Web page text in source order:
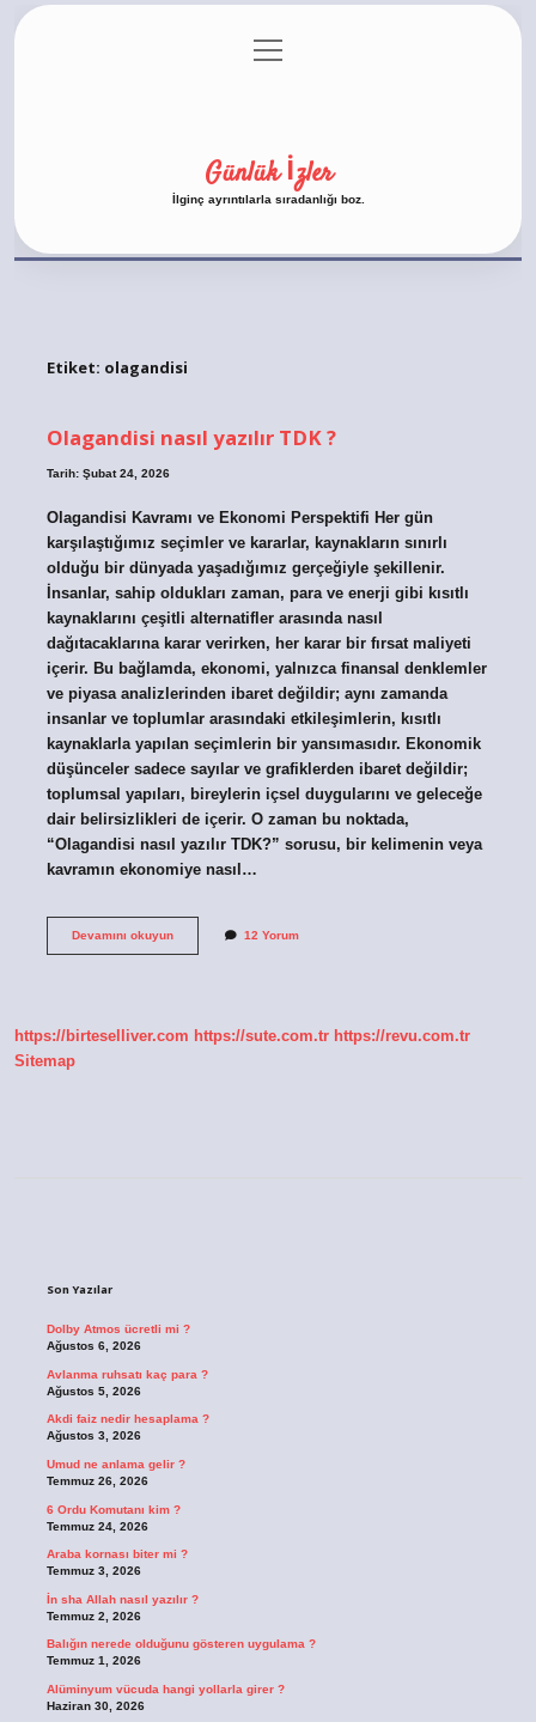
Gizlilik Politikası
menüyü
aç
Günlük İzler
İlginç ayrıntılarla sıradanlığı boz.
Etiket: olagandisi
Olagandisi nasıl yazılır TDK ?
Tarih: Şubat 24, 2026
Olagandisi Kavramı ve Ekonomi Perspektifi Her gün
karşılaştığımız seçimler ve kararlar, kaynakların sınırlı
olduğu bir dünyada yaşadığımız gerçeğiyle şekillenir.
İnsanlar, sahip oldukları zaman, para ve enerji gibi kısıtlı
kaynaklarını çeşitli alternatifler arasında nasıl
dağıtacaklarına karar verirken, her karar bir fırsat maliyeti
içerir. Bu bağlamda, ekonomi, yalnızca finansal denklemler
ve piyasa analizlerinden ibaret değildir; aynı zamanda
insanlar ve toplumlar arasındaki etkileşimlerin, kısıtlı
kaynaklarla yapılan seçimlerin bir yansımasıdır. Ekonomik
düşünceler sadece sayılar ve grafiklerden ibaret değildir;
toplumsal yapıları, bireylerin içsel duygularını ve geleceğe
dair belirsizlikleri de içerir. O zaman bu noktada,
“Olagandisi nasıl yazılır TDK?” sorusu, bir kelimenin veya
kavramın ekonomiye nasıl…
Devamını okuyunOlagandisi
12 Yorum
https://birteselliver.com https://sute.com.tr https://revu.com.tr
Sitemap
Son Yazılar
Dolby Atmos ücretli mi ?
Ağustos 6, 2026
Avlanma ruhsatı kaç para ?
Ağustos 5, 2026
Akdi faiz nedir hesaplama ?
Ağustos 3, 2026
Umud ne anlama gelir ?
Temmuz 26, 2026
6 Ordu Komutanı kim ?
Temmuz 24, 2026
Araba kornası biter mi ?
Temmuz 3, 2026
İn sha Allah nasıl yazılır ?
Temmuz 2, 2026
Balığın nerede olduğunu gösteren uygulama ?
Temmuz 1, 2026
Alüminyum vücuda hangi yollarla girer ?
Haziran 30, 2026